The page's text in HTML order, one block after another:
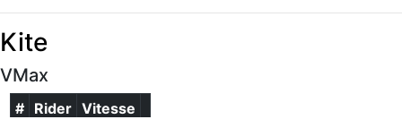
Kite
VMax
# Rider Vitesse